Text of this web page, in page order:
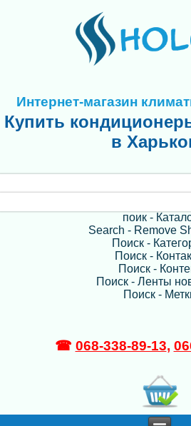
Интернет-магазин
Купить
в
поик -
Search - Remove
Поиск -
Поиск -
Поиск -
Поиск - Ленты
Поиск -
☎ 068-338-89-13,